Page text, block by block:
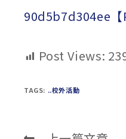
90d5b7d304ee【
Post Views:
TAGS: ..校外活動